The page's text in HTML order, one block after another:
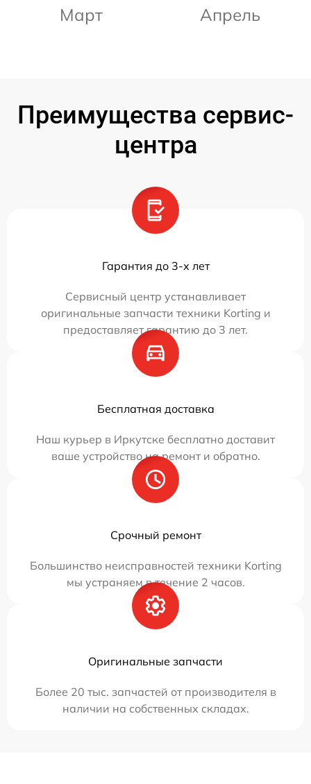
Март Апрель
Преимущества сервис-
центра
Гарантия до 3-х лет
Сервисный центр устанавливает
оригинальные запчасти техники Korting и
предоставляет гарантию до 3 лет.
Бесплатная доставка
Наш курьер в Иркутске бесплатно доставит
ваше устройство на ремонт и обратно.
Срочный ремонт
Большинство неисправностей техники Korting
мы устраняем в течение 2 часов.
Оригинальные запчасти
Более 20 тыс. запчастей от производителя в
наличии на собственных складах.